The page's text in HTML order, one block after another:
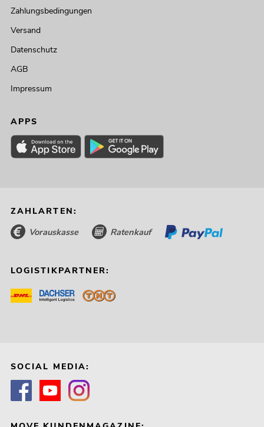
Zahlungsbedingungen
Versand
Datenschutz
AGB
Impressum
APPS
ZAHLARTEN:
Vorauskasse Ratenkauf
LOGISTIKPARTNER:
SOCIAL MEDIA: